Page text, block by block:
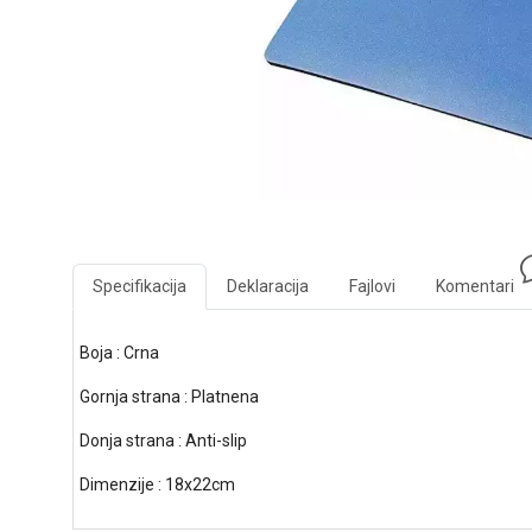
Specifikacija Deklaracija Fajlovi Komentari
Boja : Crna
Gornja strana : Platnena
Donja strana : Anti-slip
Dimenzije : 18x22cm